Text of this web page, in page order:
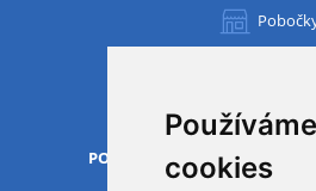
cookies
OTVÍRACÍ
PO-PÁ